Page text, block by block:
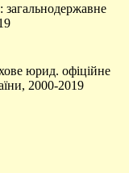
юрид. офіційне
2000-2019